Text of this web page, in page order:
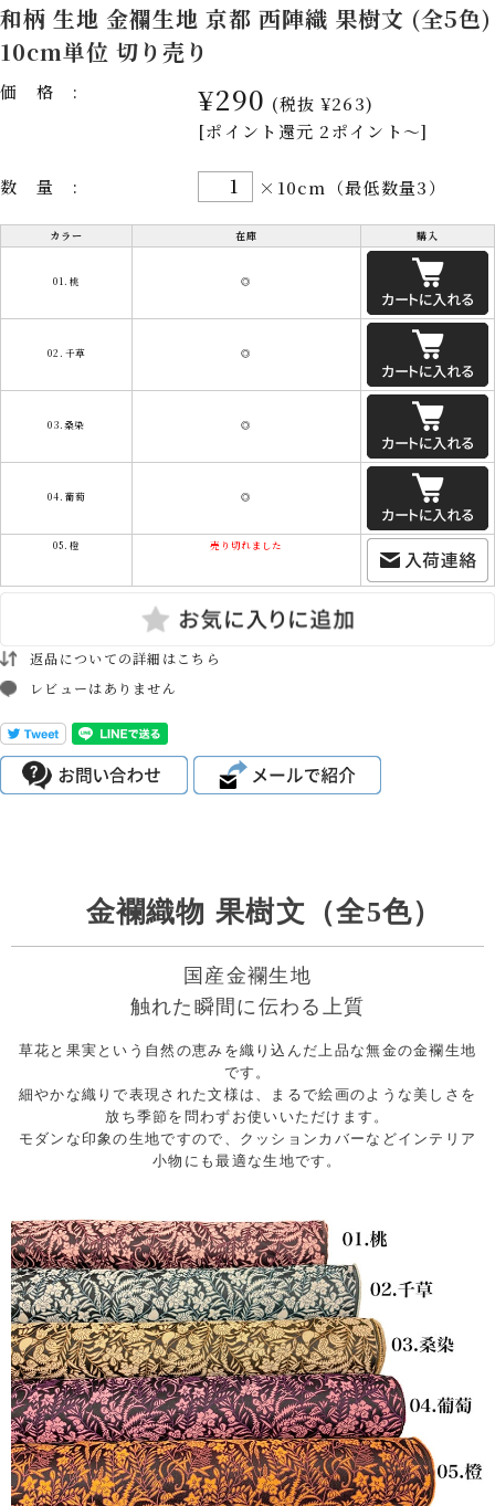
和柄 生地 金襴生地 京都 西陣織 果樹文 (全5色)
10cm単位 切り売り
価格: ¥290 (税抜 ¥263)
[ポイント還元 2ポイント～]
数量: ×10cm（最低数量3）
カラー 在庫 購入
01.桃 ◎
02.千草 ◎
03.桑染 ◎
04.葡萄 ◎
05.橙 売り切れました
返品についての詳細はこちら
レビューはありません
金襴織物 果樹文（全5色）
国産金襴生地
触れた瞬間に伝わる上質
草花と果実という自然の恵みを織り込んだ上品な無金の金襴生地
です。
細やかな織りで表現された文様は、まるで絵画のような美しさを
放ち季節を問わずお使いいただけます。
モダンな印象の生地ですので、クッションカバーなどインテリア
小物にも最適な生地です。